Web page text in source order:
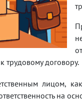
трудовому договору.
лицом,
на